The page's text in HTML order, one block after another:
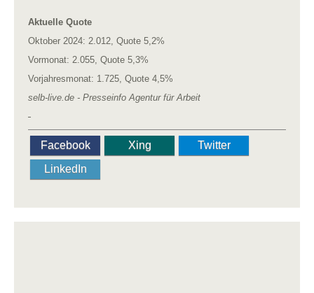
Aktuelle Quote
Oktober 2024: 2.012, Quote 5,2%
Vormonat: 2.055, Quote 5,3%
Vorjahresmonat: 1.725, Quote 4,5%
selb-live.de - Presseinfo Agentur für Arbeit
Facebook Xing
Twitter
LinkedIn